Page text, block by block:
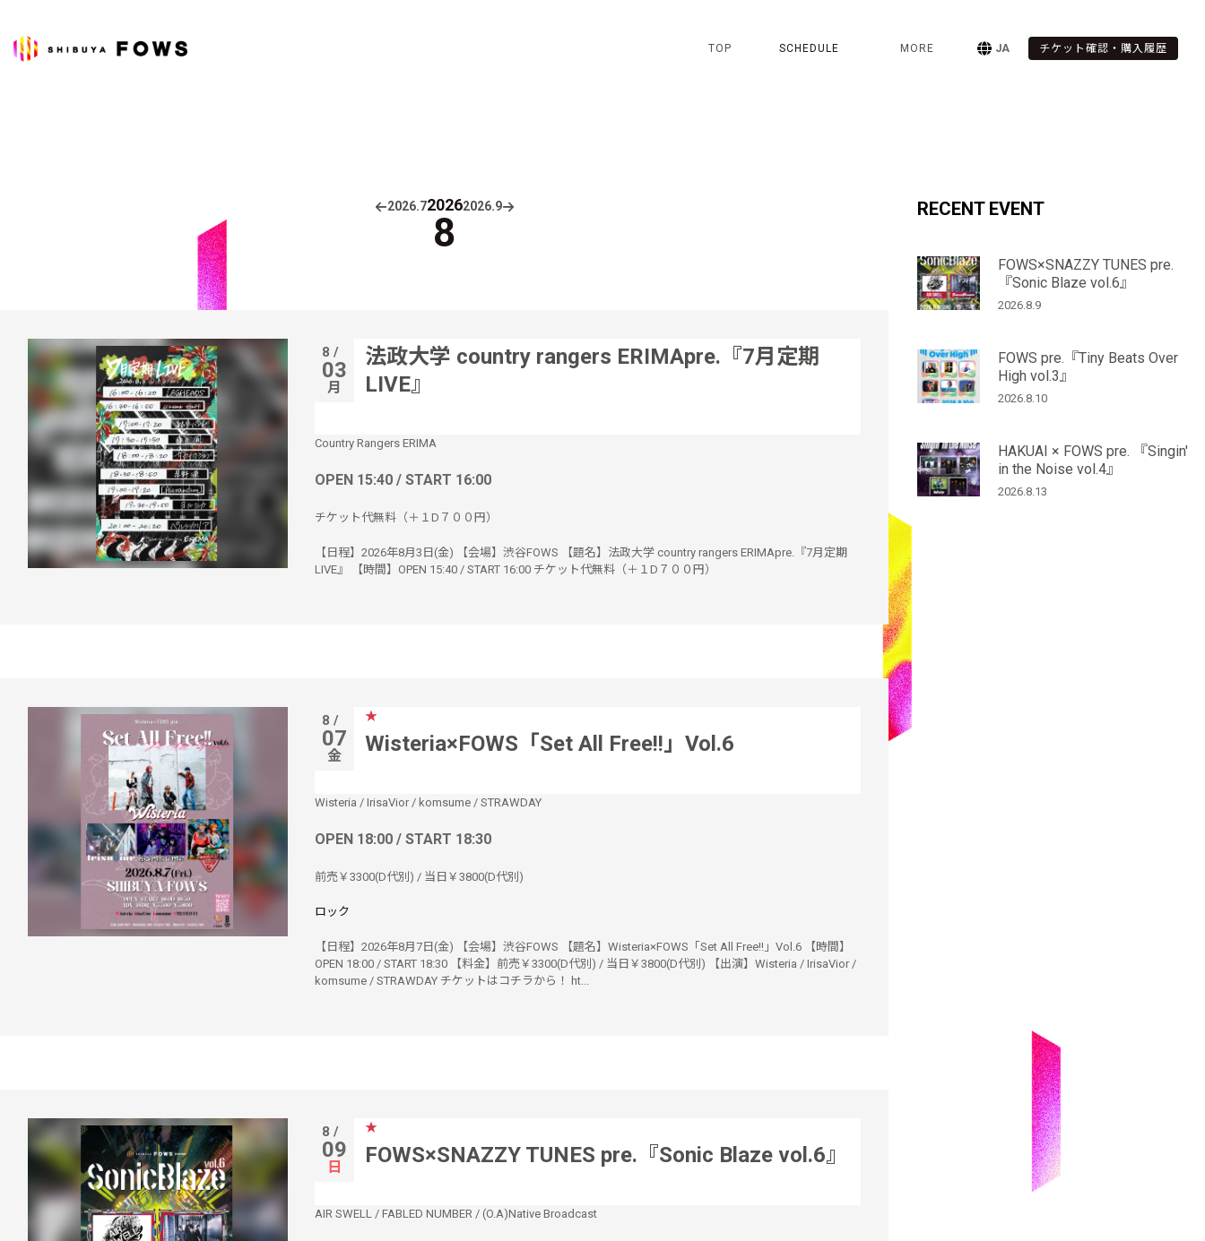
TOP SCHEDULE MORE JA チケット確認・購入履歴
2026.72026
8
2026.9
8 /
03
月
法政大学 country rangers ERIMApre.『7月定期
LIVE』
Country Rangers ERIMA
OPEN 15:40 / START 16:00
チケット代無料（＋１D７００円）
【日程】2026年8月3日(金) 【会場】渋谷FOWS 【題名】法政大学 country rangers ERIMApre.『7月定期
LIVE』 【時間】OPEN 15:40 / START 16:00 チケット代無料（＋１D７００円）
8 /
07
金
★
Wisteria×FOWS「Set All Free!!」Vol.6
Wisteria / IrisaVior/ komsume/ STRAWDAY
OPEN 18:00 / START 18:30
前売￥3300(D代別) / 当日￥3800(D代別)
ロック
【日程】2026年8月7日(金) 【会場】渋谷FOWS 【題名】Wisteria×FOWS「Set All Free!!」Vol.6 【時間】
OPEN 18:00 / START 18:30 【料金】前売￥3300(D代別) / 当日￥3800(D代別) 【出演】Wisteria / IrisaVior /
komsume / STRAWDAY チケットはコチラから！ ht...
8 /
09
日
★
FOWS×SNAZZY TUNES pre.『Sonic Blaze vol.6』
AIR SWELL/ FABLED NUMBER / (O.A)Native Broadcast
RECENT EVENT
FOWS×SNAZZY TUNES pre.
『Sonic Blaze vol.6』
2026.8.9
FOWS pre.『Tiny Beats Over
High vol.3』
2026.8.10
HAKUAI × FOWS pre. 『Singin'
in the Noise vol.4』
2026.8.13